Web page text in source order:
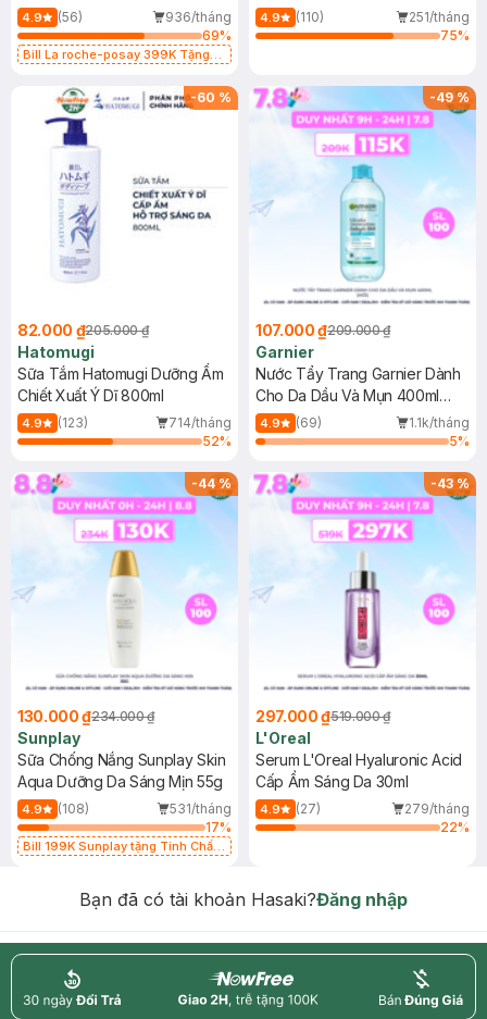
Dụng 40ml
4.9 (56)
936/tháng
69%
Bill La roche-posay 399K Tặng
(SL có hạn)
40ml
4.9 (110)
251/tháng
75%
-60 %
82.000 ₫205.000 ₫
Hatomugi
Sữa Tắm Hatomugi Dưỡng Ẩm
Chiết Xuất Ý Dĩ 800ml
4.9 (123)
714/tháng
52%
-49%
107.000 ₫209.000 ₫
Garnier
Nước Tẩy Trang Garnier Dành
Cho Da Dầu Và Mụn 400ml
(Mới)
4.9 (69)
1.1k/tháng
5%
-44%
130.000 ₫234.000 ₫
Sunplay
Sữa Chống Nắng Sunplay Skin
Aqua Dưỡng Da Sáng Mịn 55g
4.9 (108)
531/tháng
17%
Bill 199K Sunplay tặng Tinh Chất
-43%
297.000 ₫519.000 ₫
L'Oreal
Serum L'Oreal Hyaluronic Acid
Cấp Ẩm Sáng Da 30ml
4.9 (27)
279/tháng
22%
Bạn đã có tài khoản Hasaki?Đăng nhập